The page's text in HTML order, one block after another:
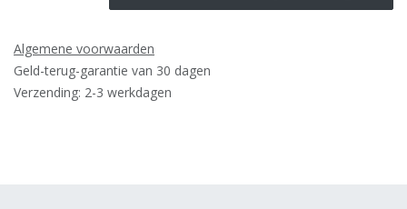
Algemene voorwaarden
Geld-terug-garantie van 30 dagen
Verzending: 2-3 werkdagen